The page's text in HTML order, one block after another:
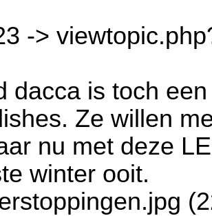
->
dacca is toch
Ze willen
nu met deze
winter ooit.